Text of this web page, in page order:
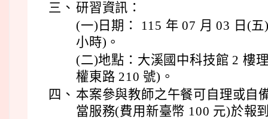
三、 研習資訊：
(一)日期： 115 年 07 月 03 日(
小時)。
(二)地點：大溪國中科技館 2 樓
權東路 210 號)。
四、 本案參與教師之午餐可自理或自
當服務(費用新臺幣 100 元)於報